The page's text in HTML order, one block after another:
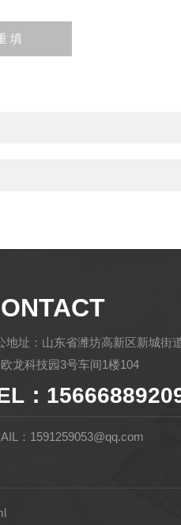
地址：山东省潍坊高新区新城街
龙科技园3号车间1楼104
：
：1591259053@qq.com